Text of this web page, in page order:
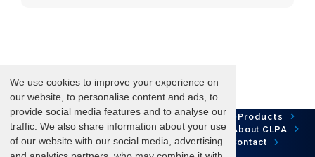
We use cookies to improve your experience on
our website, to personalise content and ads, to
provide social media features and to analyse our
traffic. We also share information about your use
of our website with our social media, advertising
HOME Network Technology Case Study Products
Downloads Development News/Events About CLPA
Update Information FAQ SiteMap Contact